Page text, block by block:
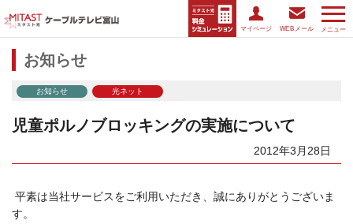
メニュー
マイページ WEBメール
お知らせ
お知らせ 光ネット
児童ポルノブロッキングの実施について
2012年3月28日
平素は当社サービスをご利用いただき、誠にありがとうございま
す。